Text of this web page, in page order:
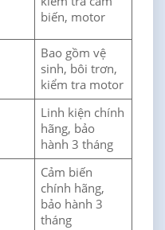
biến, motor
Bao gồm vệ
sinh, bôi trơn,
kiểm tra motor
Linh kiện chính
hãng, bảo
hành 3 tháng
Cảm biến
chính hãng,
bảo hành 3
tháng